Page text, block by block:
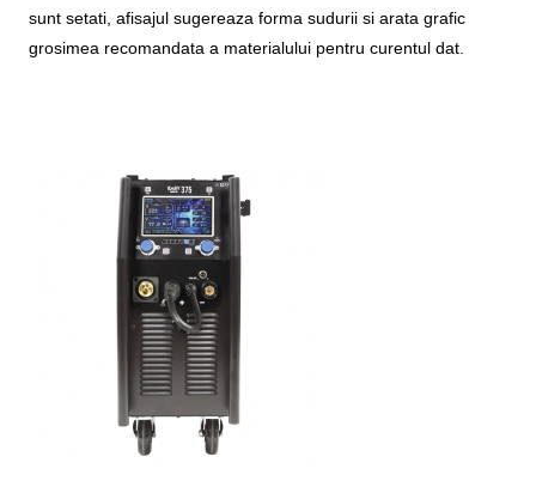
sunt setati, afisajul sugereaza forma sudurii si arata grafic
grosimea recomandata a materialului pentru curentul dat.